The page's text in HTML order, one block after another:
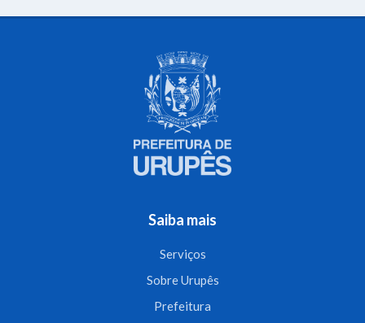
Saiba mais
Serviços
Sobre Urupês
Prefeitura